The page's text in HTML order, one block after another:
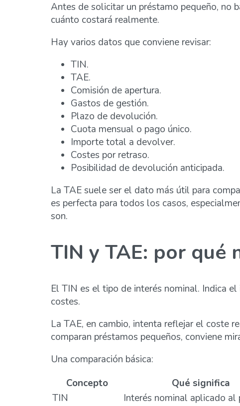
Antes de solicitar un préstamo pequeño, no
cuánto costará realmente.
Hay varios datos que conviene revisar:
TIN.
TAE.
Comisión de apertura.
Gastos de gestión.
Plazo de devolución.
Cuota mensual o pago único.
Importe total a devolver.
Costes por retraso.
Posibilidad de devolución anticipada.
La TAE suele ser el dato más útil para
es perfecta para todos los casos,
son.
TIN y TAE: por qué
El TIN es el tipo de interés nominal. Indica
costes.
La TAE, en cambio, intenta reflejar el coste
comparan préstamos pequeños, conviene
Una comparación básica:
Concepto
Qué significa
TIN
Interés nominal aplicado al